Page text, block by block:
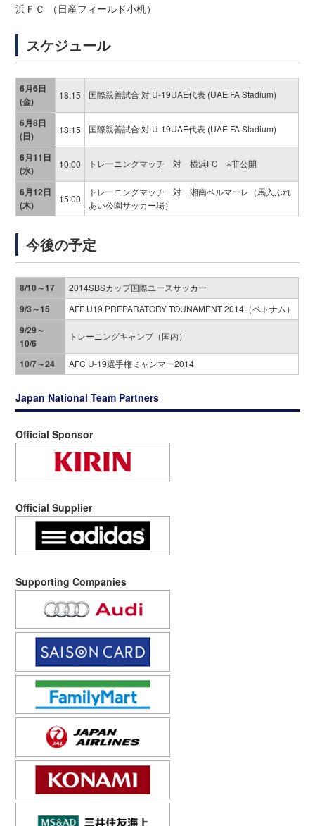
浜ＦＣ （日産フィールド小机）
スケジュール
6月6日
(金)
18:15 国際親善試合 対 U-19UAE代表 (UAE FA Stadium)
6月8日
(日)
18:15 国際親善試合 対 U-19UAE代表 (UAE FA Stadium)
6月11日
(水)
10:00 トレーニングマッチ 対 横浜FC ※非公開
6月12日
(木)
15:00
トレーニングマッチ 対 湘南ベルマーレ（馬入ふれ
あい公園サッカー場）
今後の予定
8/10～17 2014SBSカップ国際ユースサッカー
9/3～15 AFF U19 PREPARATORY TOUNAMENT 2014（ベトナム）
9/29～
10/6
トレーニングキャンプ（国内）
10/7～24 AFC U-19選手権ミャンマー2014
Japan National Team Partners
Official Sponsor
Official Supplier
Supporting Companies